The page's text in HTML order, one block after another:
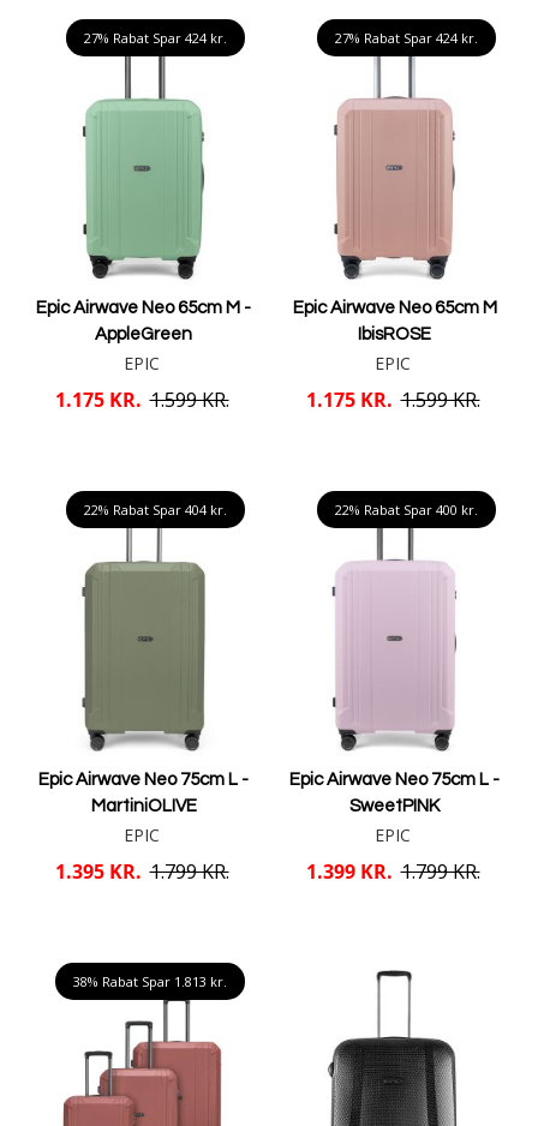
27% Rabat Spar 424 kr.
Epic Airwave Neo 65cm M -
AppleGreen
EPIC
1.175 KR. 1.599 KR.
27% Rabat Spar 424 kr.
Epic Airwave Neo 65cm M
IbisROSE
EPIC
1.175 KR. 1.599 KR.
22% Rabat Spar 404 kr.
Epic Airwave Neo 75cm L -
MartiniOLIVE
EPIC
1.395 KR. 1.799 KR.
22% Rabat Spar 400 kr.
Epic Airwave Neo 75cm L -
SweetPINK
EPIC
1.399 KR. 1.799 KR.
38% Rabat Spar 1.813 kr.